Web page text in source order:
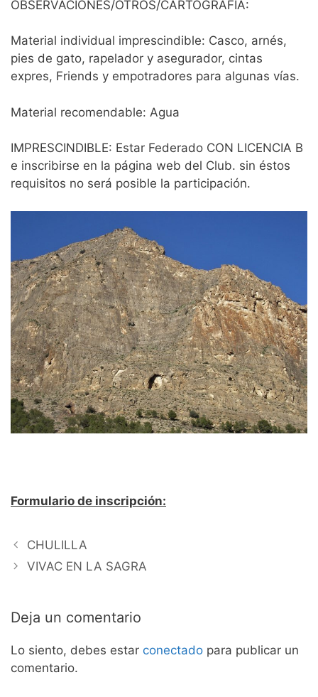
OBSERVACIONES/OTROS/CARTOGRAFÍA:
Material individual imprescindible: Casco, arnés,
pies de gato, rapelador y asegurador, cintas
expres, Friends y empotradores para algunas vías.
Material recomendable: Agua
IMPRESCINDIBLE: Estar Federado CON LICENCIA B
e inscribirse en la página web del Club. sin éstos
requisitos no será posible la participación.
Formulario de inscripción:
CHULILLA
VIVAC EN LA SAGRA
Deja un comentario
Lo siento, debes estar conectado para publicar un
comentario.